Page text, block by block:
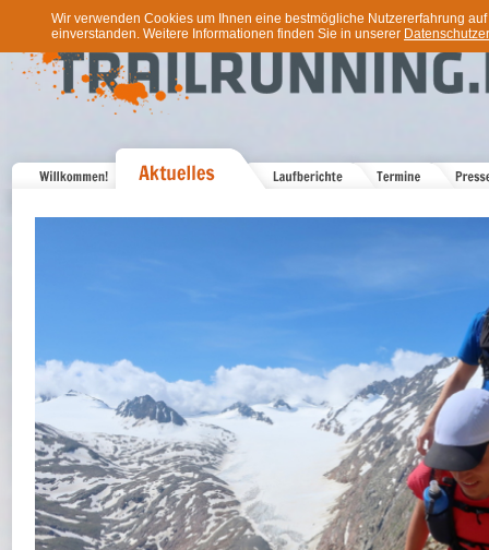
Wir verwenden Cookies um Ihnen eine bestmögliche Nutzererfahrung
einverstanden. Weitere Informationen finden Sie in unserer